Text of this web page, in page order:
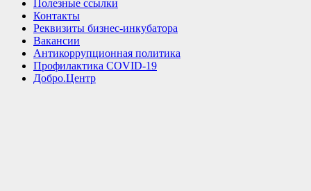
Полезные ссылки
Контакты
Реквизиты бизнес-инкубатора
Вакансии
Антикоррупционная политика
Профилактика COVID-19
Добро.Центр